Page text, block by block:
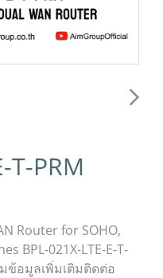
T-PRM
Router for SOHO,
BPL-021X-LTE-E-T-
ข้อมูลเพิ่มเติมติดต่อ